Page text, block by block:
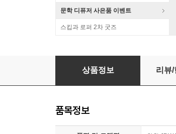
문학 디퓨저 사은품 이벤트
스킵과 로퍼 2차 굿즈
[예스24배송] 핫휠 JDW43 트랙
상품정보 리뷰/
품목정보